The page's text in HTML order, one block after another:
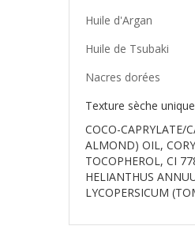
Huile d'Argan
Huile de Tsubaki
Nacres dorées
Texture sèche
COCO-CAPRYLATE/
ALMOND) OIL,
TOCOPHEROL, CI
HELIANTHUS
LYCOPERSICUM